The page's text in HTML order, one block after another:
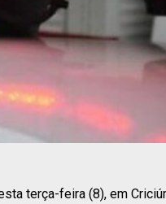
terça-feira (8), em